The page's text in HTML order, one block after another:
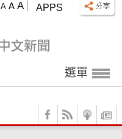
APPS
A A A
選單